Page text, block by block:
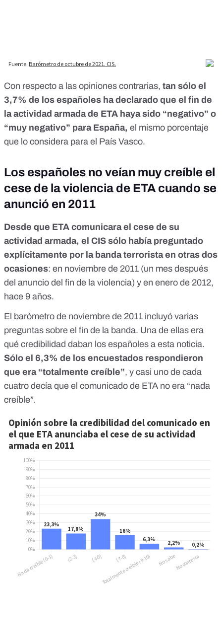
Con respecto a las opiniones contrarias, tan sólo el
3,7% de los españoles ha declarado que el fin de
la actividad armada de ETA haya sido “negativo” o
“muy negativo” para España, el mismo porcentaje
que lo considera para el País Vasco.
Los españoles no veían muy creíble el
cese de la violencia de ETA cuando se
anunció en 2011
Desde que ETA comunicara el cese de su
actividad armada, el CIS sólo había preguntado
explícitamente por la banda terrorista en otras dos
ocasiones: en noviembre de 2011 (un mes después
del anuncio del fin de la violencia) y en enero de 2012,
hace 9 años.
El barómetro de noviembre de 2011 incluyó varias
preguntas sobre el fin de la banda. Una de ellas era
qué credibilidad daban los españoles a esta noticia.
Sólo el 6,3% de los encuestados respondieron
que era “totalmente creíble”, y casi uno de cada
cuatro decía que el comunicado de ETA no era “nada
creíble”.